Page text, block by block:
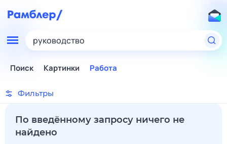
руководство
Поиск Картинки Работа
Фильтры
По введённому запросу ничего не
найдено